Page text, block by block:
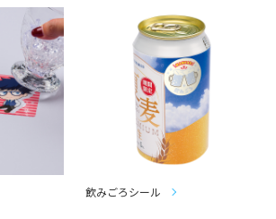
飲みごろシール